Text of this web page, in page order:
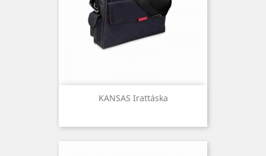
KANSAS Irattáska